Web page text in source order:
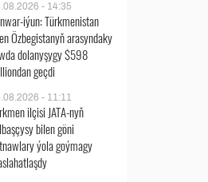
- 14:35
iýun: Türkmenistan
Özbegistanyň arasyndaky
dolanyşygy $598
geçdi
- 11:11
ilçisi JATA-nyň
bilen göni
ýola goýmagy